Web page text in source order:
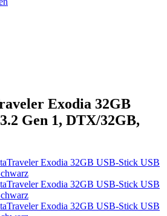
Exodia 32GB
Gen 1, DTX/32GB,